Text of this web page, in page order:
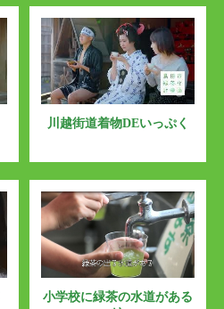
川越街道着物DEいっぷく
小学校に緑茶の水道がある